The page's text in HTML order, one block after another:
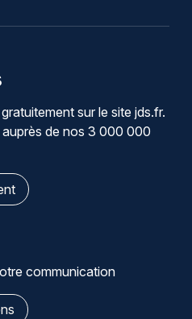
sur le site jds.fr.
de nos 3 000 000
communication